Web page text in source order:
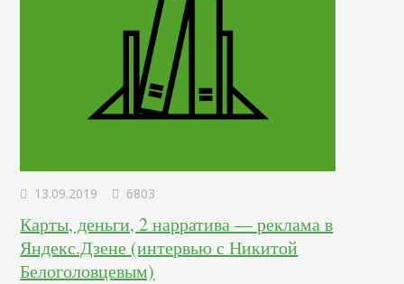
13.09.2019 6803
Карты, деньги, 2 нарратива — реклама в
Яндекс.Дзене (интервью с Никитой
Белоголовцевым)